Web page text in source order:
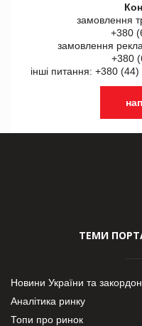
замовлення
+380
замовлення
+380
інші питання: +380
ТЕМИ
Новини України та
Аналітика ринку
Топи про ринок